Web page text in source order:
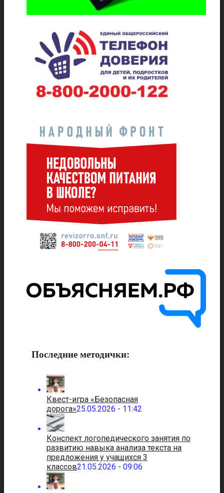
Последние методички:
Квест-игра «Безопасная
дорога»25.05.2026 - 11:42
Конспект логопедического занятия по
развитию навыка анализа текста на
предложения у учащихся 3
классов21.05.2026 - 09:06